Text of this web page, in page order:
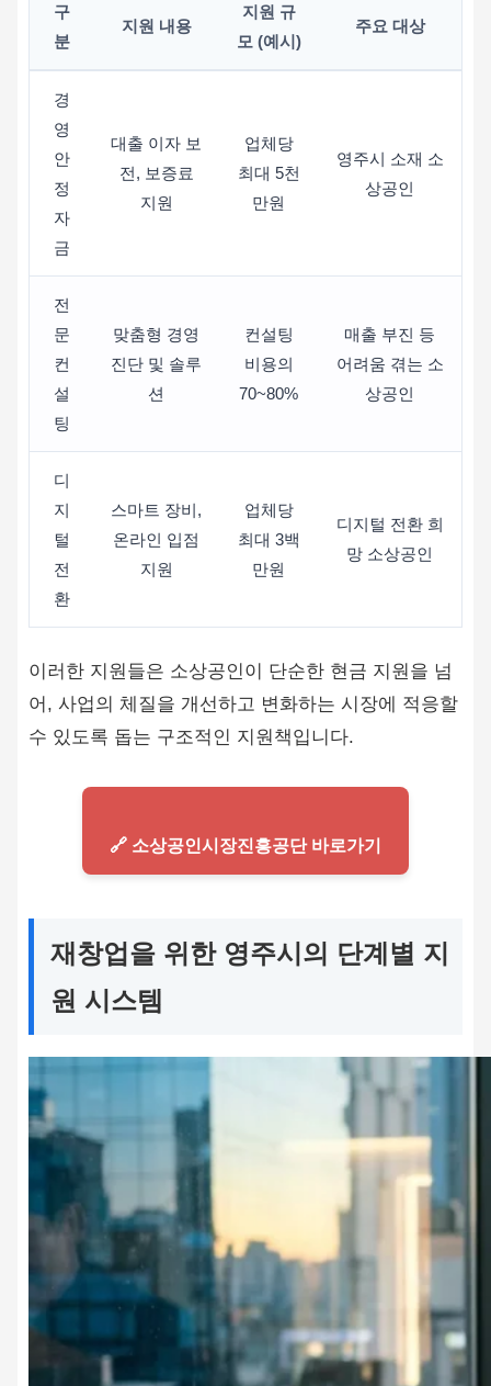
구
분
지원 내용
지원 규
모 (예시)
주요 대상
경
영
안
정
자
금
대출 이자 보
전, 보증료
지원
업체당
최대 5천
만원
영주시 소재 소
상공인
전
문
컨
설
팅
맞춤형 경영
진단 및 솔루
션
컨설팅
비용의
70~80%
매출 부진 등
어려움 겪는 소
상공인
디
지
털
전
환
스마트 장비,
온라인 입점
지원
업체당
최대 3백
만원
디지털 전환 희
망 소상공인
이러한 지원들은 소상공인이 단순한 현금 지원을 넘
어, 사업의 체질을 개선하고 변화하는 시장에 적응할
수 있도록 돕는 구조적인 지원책입니다.
🔗 소상공인시장진흥공단 바로가기
재창업을 위한 영주시의 단계별 지
원 시스템